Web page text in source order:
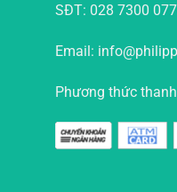
SĐT: 028 7300
Email:
Phương thức